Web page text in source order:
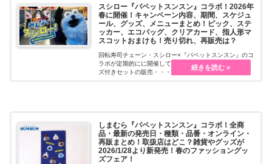
スシロー『パペットスンスン』コラボ！2026年
春に開催！キャンペーン内容、期間、スケジュ
ール、グッズ、メニューまとめ！ピック、ステ
ッカー、エコバッグ、クリアカード、指人形マ
スコットおまけも！売り切れ、再販売は？
回転寿司チェーン・スシロー×『パペットスンスン』のコ
ラボが定期的にに開催しています！限定メニュー、グッ
ズ付きセットの販売・・・続きを読む
しまむら『パペットスンスン』コラボ！全商
品・最新の発売日・種類・品番・オンライン・
再販まとめ！取扱店はどこ？雑貨やグッズが
2026/1/28より新発売！春のファッショングッ
ズフェア！